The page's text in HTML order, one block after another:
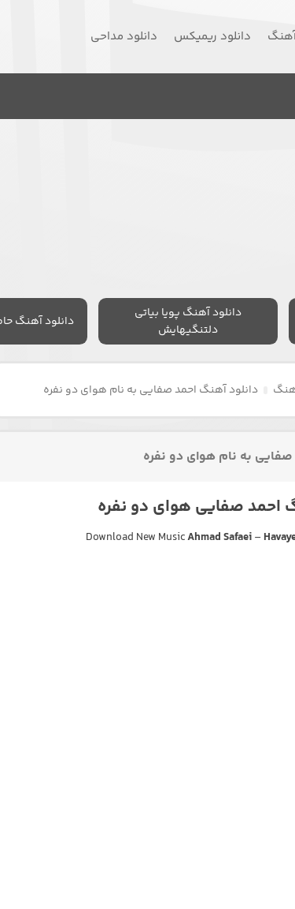
دانلود ریمیکس دانلود مداحی
دانلود آهنگ پویا بیاتی
دلتنگیهایش
دانلود آهنگ
دانلود آهنگ احمد صفایی به نام هوای دو نفره
صفایی به نام هوای دو نفره
احمد صفایی هوای دو نفره
Download New MusicAhmad Safaei–